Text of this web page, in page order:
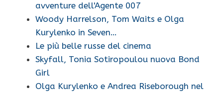
avventure dell'Agente 007
Woody Harrelson, Tom Waits e Olga
Kurylenko in Seven…
Le più belle russe del cinema
Skyfall, Tonia Sotiropoulou nuova Bond
Girl
Olga Kurylenko e Andrea Riseborough nel